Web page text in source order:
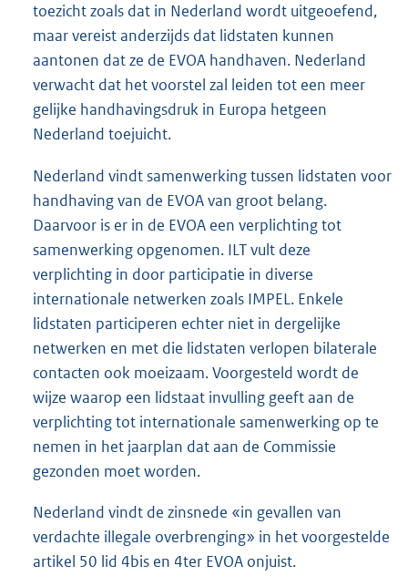
toezicht zoals dat in Nederland wordt uitgeoefend,
maar vereist anderzijds dat lidstaten kunnen
aantonen dat ze de EVOA handhaven. Nederland
verwacht dat het voorstel zal leiden tot een meer
gelijke handhavingsdruk in Europa hetgeen
Nederland toejuicht.
Nederland vindt samenwerking tussen lidstaten voor
handhaving van de EVOA van groot belang.
Daarvoor is er in de EVOA een verplichting tot
samenwerking opgenomen. ILT vult deze
verplichting in door participatie in diverse
internationale netwerken zoals IMPEL. Enkele
lidstaten participeren echter niet in dergelijke
netwerken en met die lidstaten verlopen bilaterale
contacten ook moeizaam. Voorgesteld wordt de
wijze waarop een lidstaat invulling geeft aan de
verplichting tot internationale samenwerking op te
nemen in het jaarplan dat aan de Commissie
gezonden moet worden.
Nederland vindt de zinsnede «in gevallen van
verdachte illegale overbrenging» in het voorgestelde
artikel 50 lid 4bis en 4ter EVOA onjuist.